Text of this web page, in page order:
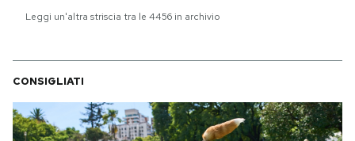
NEWSLETTER
I MIEI PREFERITI
SHOP
Leggi un'altra striscia tra le 4456 in archivio
CONSIGLIATI